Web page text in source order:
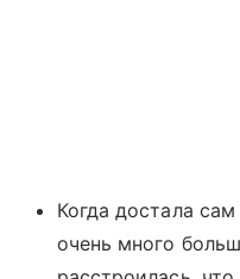
Когда достала
очень много